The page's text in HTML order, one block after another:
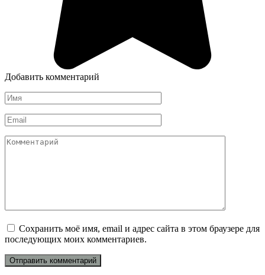
Добавить комментарий
Имя
*
Email
*
Комментарий
Сохранить моё имя, email и адрес сайта в этом браузере для
последующих моих комментариев.